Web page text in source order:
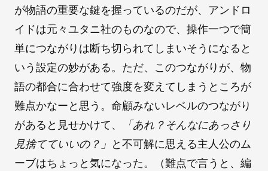
が物語の重要な鍵を握っているのだが、アンドロ
イドは元々ユタニ社のものなので、操作一つで簡
単につながりは断ち切られてしまいそうになると
いう設定の妙がある。ただ、このつながりが、物
語の都合に合わせて強度を変えてしまうところが
難点かなーと思う。命顧みないレベルのつながり
があると見せかけて、
「あれ？そんなにあっさり
見捨てていいの？」 と不可解に思える主人公のム
ーブはちょっと気になった。（難点で言うと、編